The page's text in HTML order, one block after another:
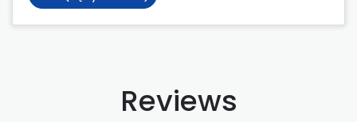
Reviews